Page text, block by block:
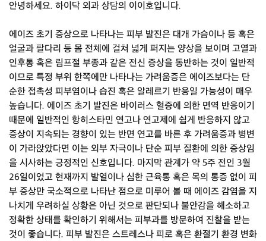
안녕하세요. 하이닥 외과 상담의 이이호입니다.
에이즈 초기 증상으로 나타나는 피부 발진은 대개 가슴이나 등 혹은
얼굴과 팔다리 등 몸 전체에 걸쳐 넓게 퍼지는 양상을 보이며 고열과
인후통 혹은 림프절 부종과 같은 전신 증상을 동반하는 것이 일반적
이므로 특정 부위 한쪽에만 나타나는 가려움증은 에이즈보다는 단
순한 접촉성 피부염이나 습진 혹은 알레르기 반응일 가능성이 매우
높습니다. 에이즈 초기 발진은 바이러스 혈증에 의한 면역 반응이기
때문에 일반적인 항히스타민 연고나 연고제에 쉽게 반응하지 않고
증상이 지속되는 경향이 있는 반면 연고를 바른 후 가려움증과 병변
이 가라앉았다면 이는 외부 자극이나 단순 피부 질환에 의한 증상임
을 시사하는 긍정적인 신호입니다. 마지막 관계가 약 5주 전인 3월
26일이었고 현재까지 발열이나 심한 근육통 혹은 목의 통증 없이 피
부 증상만 국소적으로 나타난 점으로 미루어 볼 때 에이즈 감염을 지
나치게 우려하실 상황은 아닌 것으로 판단되나 불안감을 해소하고
정확한 상태를 확인하기 위해서는 피부과를 방문하여 진찰을 받는
것이 좋습니다. 피부 발진은 스트레스나 피로 혹은 환절기 환경 변화